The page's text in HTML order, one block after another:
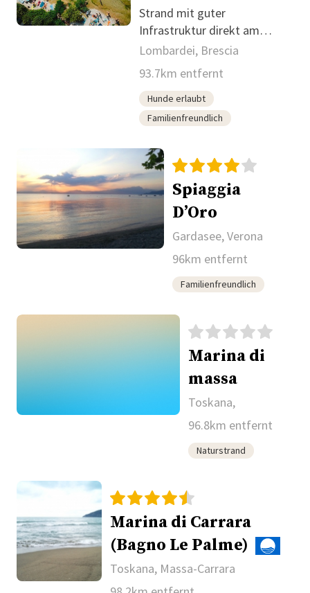
Strand mit guter
Infrastruktur direkt am
Gardasee
Lombardei, Brescia
93.7km entfernt
Hunde erlaubt
Familienfreundlich
Spiaggia
D’Oro
Gardasee, Verona
96km entfernt
Familienfreundlich
Marina di
massa
Toskana,
96.8km entfernt
Naturstrand
Marina di Carrara
(Bagno Le Palme)
Toskana, Massa-Carrara